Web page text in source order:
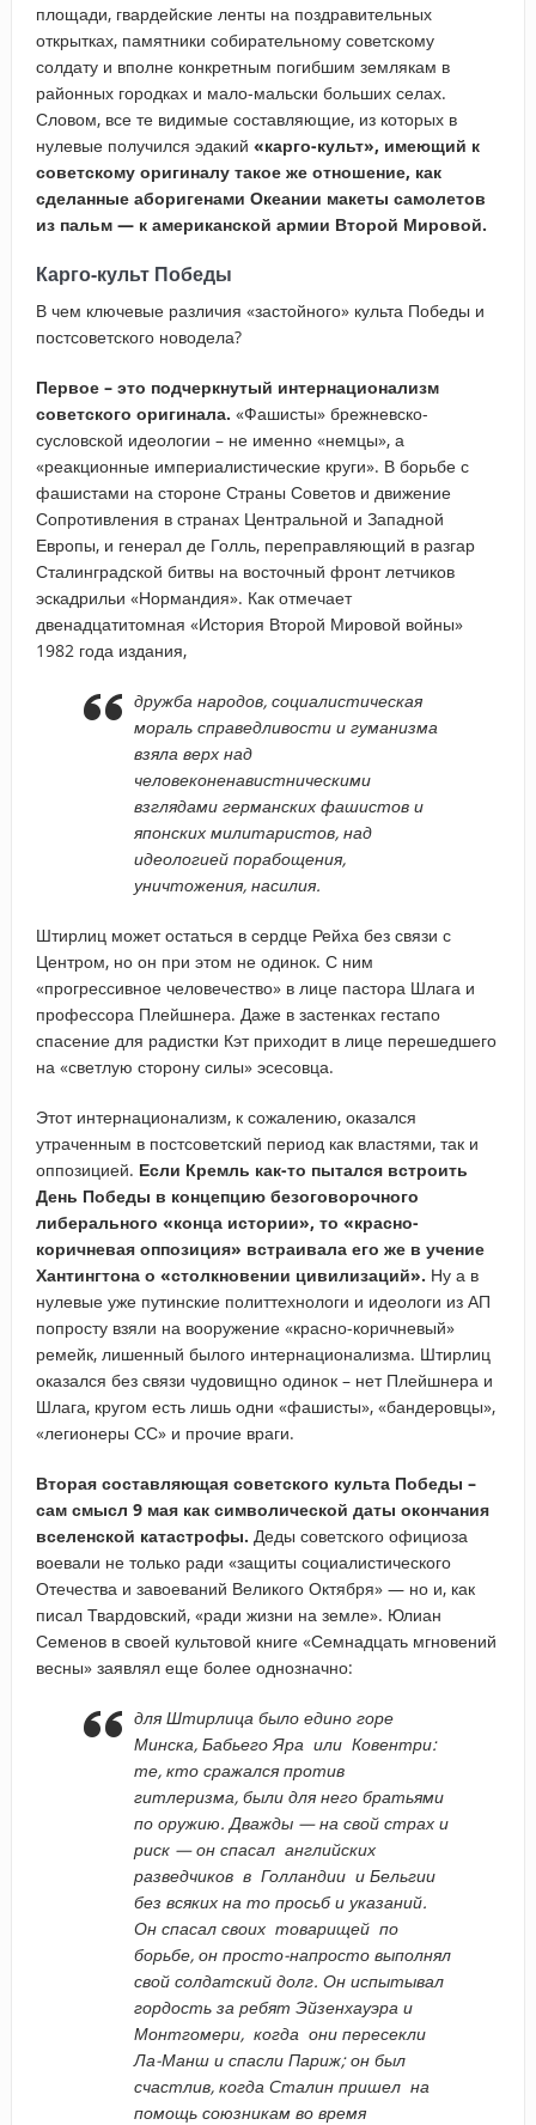
площади, гвардейские ленты на поздравительных
открытках, памятники собирательному советскому
солдату и вполне конкретным погибшим землякам в
районных городках и мало-мальски больших селах.
Словом, все те видимые составляющие, из которых в
нулевые получился эдакий «карго-культ», имеющий к
советскому оригиналу такое же отношение, как
сделанные аборигенами Океании макеты самолетов
из пальм — к американской армии Второй Мировой.
Карго-культ Победы
В чем ключевые различия «застойного» культа Победы и
постсоветского новодела?
Первое – это подчеркнутый интернационализм
советского оригинала. «Фашисты» брежневско-
сусловской идеологии – не именно «немцы», а
«реакционные империалистические круги». В борьбе с
фашистами на стороне Страны Советов и движение
Сопротивления в странах Центральной и Западной
Европы, и генерал де Голль, переправляющий в разгар
Сталинградской битвы на восточный фронт летчиков
эскадрильи «Нормандия». Как отмечает
двенадцатитомная «История Второй Мировой войны»
1982 года издания,
дружба народов, социалистическая
мораль справедливости и гуманизма
взяла верх над
человеконенавистническими
взглядами германских фашистов и
японских милитаристов, над
идеологией порабощения,
уничтожения, насилия.
Штирлиц может остаться в сердце Рейха без связи с
Центром, но он при этом не одинок. С ним
«прогрессивное человечество» в лице пастора Шлага и
профессора Плейшнера. Даже в застенках гестапо
спасение для радистки Кэт приходит в лице перешедшего
на «светлую сторону силы» эсесовца.
Этот интернационализм, к сожалению, оказался
утраченным в постсоветский период как властями, так и
оппозицией. Если Кремль как-то пытался встроить
День Победы в концепцию безоговорочного
либерального «конца истории», то «красно-
коричневая оппозиция» встраивала его же в учение
Хантингтона о «столкновении цивилизаций». Ну а в
нулевые уже путинские политтехнологи и идеологи из АП
попросту взяли на вооружение «красно-коричневый»
ремейк, лишенный былого интернационализма. Штирлиц
оказался без связи чудовищно одинок – нет Плейшнера и
Шлага, кругом есть лишь одни «фашисты», «бандеровцы»,
«легионеры СС» и прочие враги.
Вторая составляющая советского культа Победы –
сам смысл 9 мая как символической даты окончания
вселенской катастрофы. Деды советского официоза
воевали не только ради «защиты социалистического
Отечества и завоеваний Великого Октября» — но и, как
писал Твардовский, «ради жизни на земле». Юлиан
Семенов в своей культовой книге «Семнадцать мгновений
весны» заявлял еще более однозначно:
для Штирлица было едино горе
Минска, Бабьего Яра или Ковентри:
те, кто сражался против
гитлеризма, были для него братьями
по оружию. Дважды — на свой страх и
риск — он спасал английских
разведчиков в Голландии и Бельгии
без всяких на то просьб и указаний.
Он спасал своих товарищей по
борьбе, он просто-напросто выполнял
свой солдатский долг. Он испытывал
гордость за ребят Эйзенхауэра и
Монтгомери, когда они пересекли
Ла-Манш и спасли Париж; он был
счастлив, когда Сталин пришел на
помощь союзникам во время